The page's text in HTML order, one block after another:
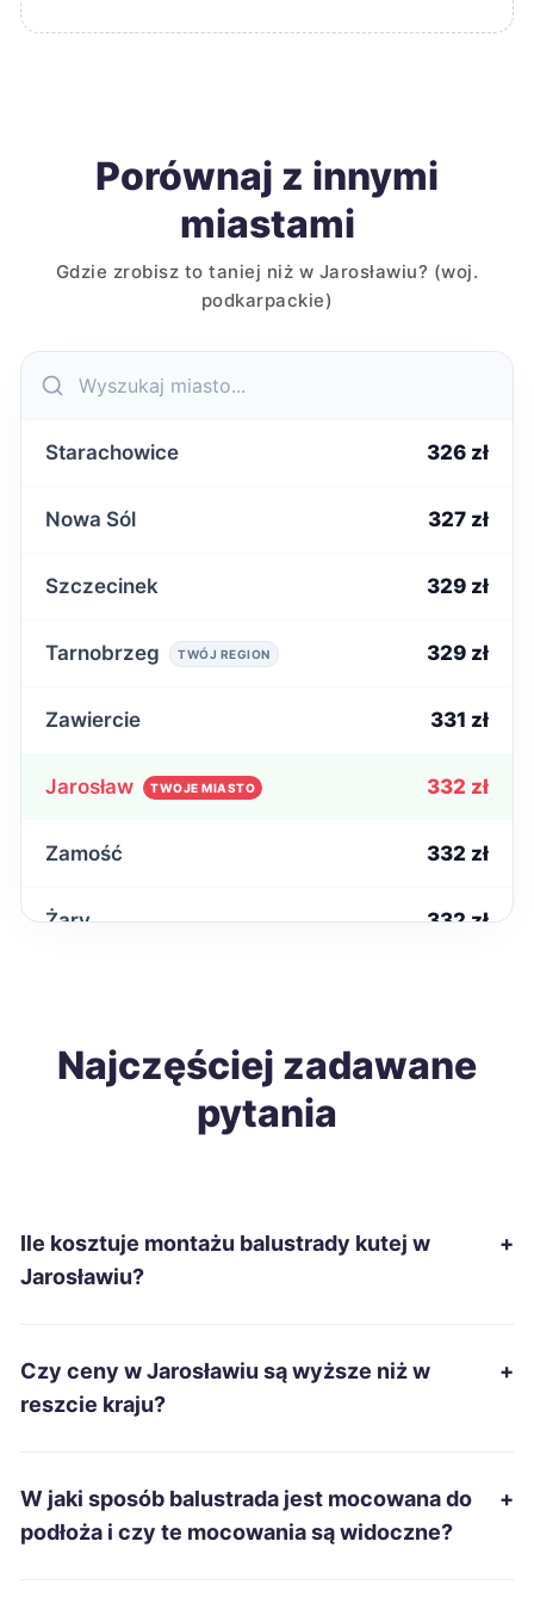
Porównaj z innymi
miastami
Gdzie zrobisz to taniej niż w Jarosławiu? (woj.
podkarpackie)
Starachowice 326 zł
Nowa Sól 327 zł
Szczecinek 329 zł
Tarnobrzeg TWÓJ REGION 329 zł
Zawiercie 331 zł
Jarosław TWOJE MIASTO 332 zł
Zamość 332 zł
Żary 332 zł
Ostrowiec Świętokrzyski 333 zł
Ciechanów 335 zł
Zduńska Wola
Kwidzyn 338 zł
Najczęściej zadawane
pytania
Ile kosztuje montażu balustrady kutej w
Jarosławiu?
+
Czy ceny w Jarosławiu są wyższe niż w
reszcie kraju?
+
W jaki sposób balustrada jest mocowana do
podłoża i czy te mocowania są widoczne?
+